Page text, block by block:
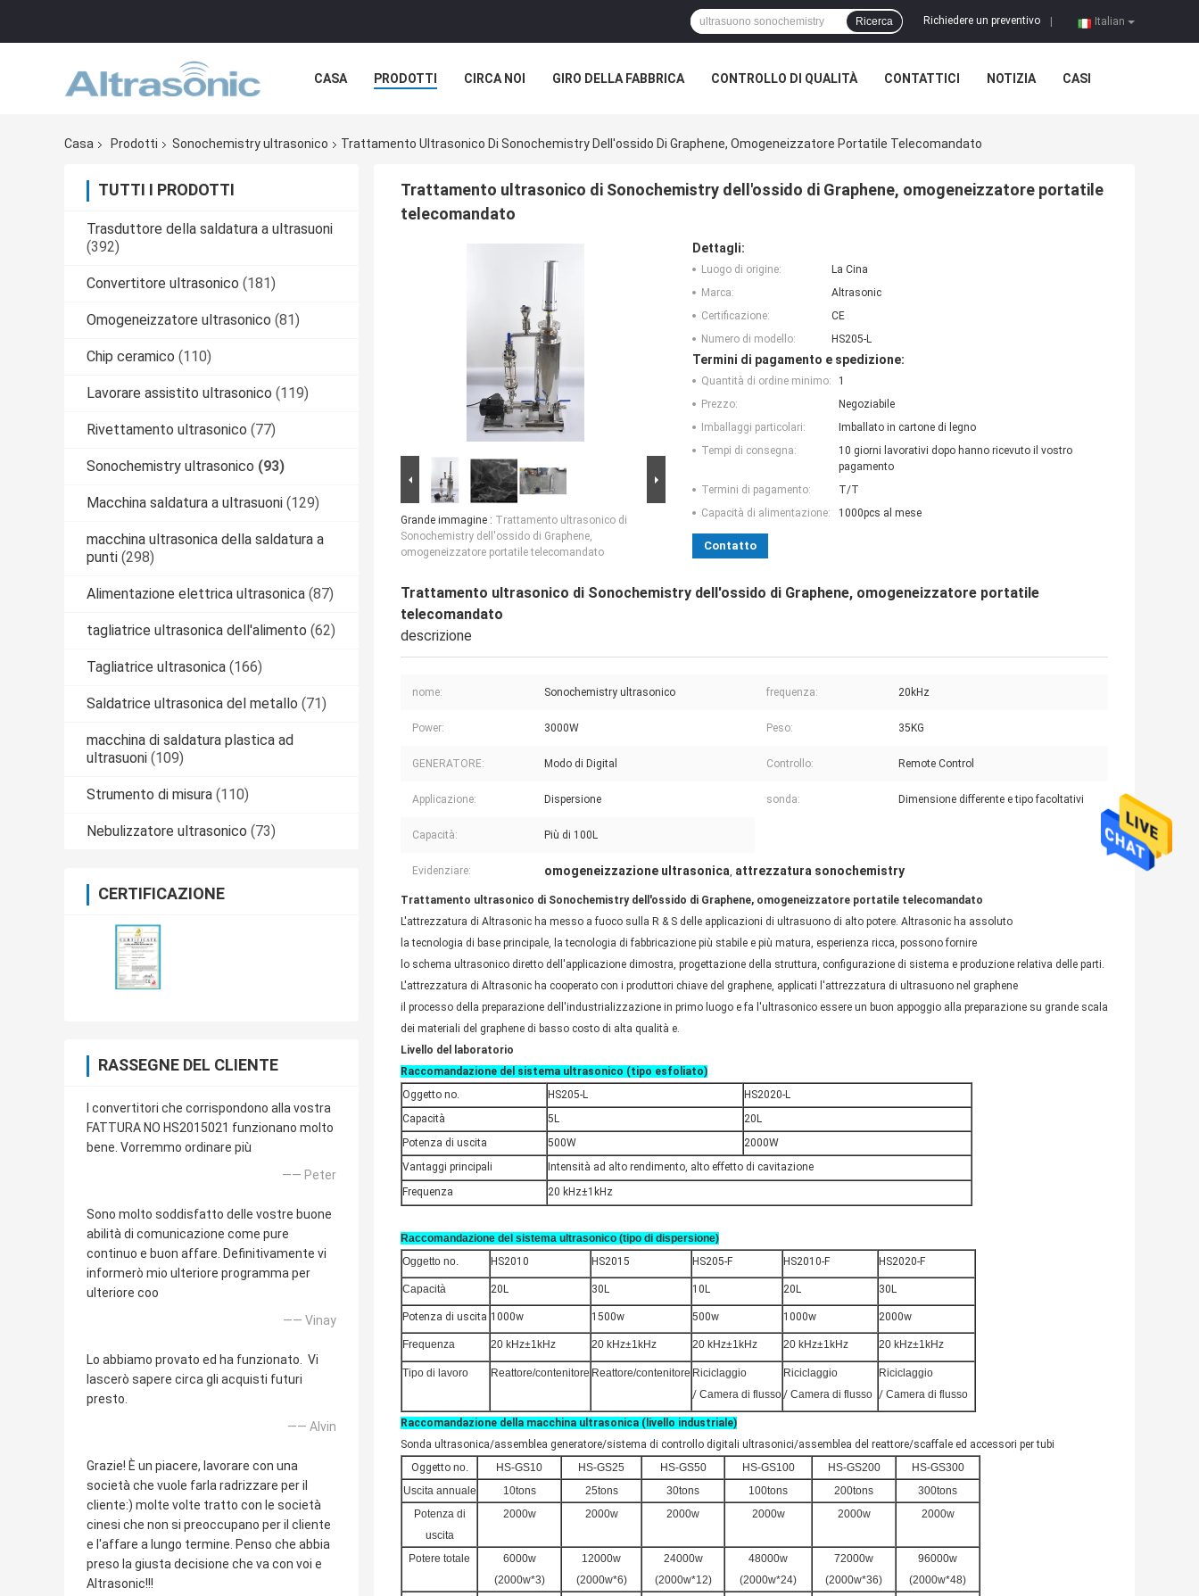
Italian
Richiedere un preventivo
Ricerca
CASA PRODOTTI CIRCA NOI GIRO DELLA FABBRICA CONTROLLO DI QUALITÀ CONTATTICI NOTIZIA CASI
Casa Prodotti Sonochemistry ultrasonico Trattamento Ultrasonico Di Sonochemistry Dell'ossido Di Graphene, Omogeneizzatore Portatile Telecomandato
TUTTI I PRODOTTI
Trasduttore della saldatura a ultrasuoni
(392)
Convertitore ultrasonico (181)
Omogeneizzatore ultrasonico (81)
Chip ceramico (110)
Lavorare assistito ultrasonico (119)
Rivettamento ultrasonico (77)
Sonochemistry ultrasonico (93)
Macchina saldatura a ultrasuoni (129)
macchina ultrasonica della saldatura a
punti (298)
Alimentazione elettrica ultrasonica (87)
tagliatrice ultrasonica dell'alimento (62)
Tagliatrice ultrasonica (166)
Saldatrice ultrasonica del metallo (71)
macchina di saldatura plastica ad
ultrasuoni (109)
Strumento di misura (110)
Nebulizzatore ultrasonico (73)
CERTIFICAZIONE
RASSEGNE DEL CLIENTE
I convertitori che corrispondono alla vostra
FATTURA NO HS2015021 funzionano molto
bene. Vorremmo ordinare più
—— Peter
Sono molto soddisfatto delle vostre buone
abilità di comunicazione come pure
continuo e buon affare. Definitivamente vi
informerò mio ulteriore programma per
ulteriore coo
—— Vinay
Lo abbiamo provato ed ha funzionato. Vi
lascerò sapere circa gli acquisti futuri
presto.
—— Alvin
Grazie! È un piacere, lavorare con una
società che vuole farla radrizzare per il
cliente:) molte volte tratto con le società
cinesi che non si preoccupano per il cliente
e l'affare a lungo termine. Penso che abbia
preso la giusta decisione che va con voi e
Altrasonic!!!
Trattamento ultrasonico di Sonochemistry dell'ossido di Graphene, omogeneizzatore portatile
telecomandato
Grande immagine : Trattamento ultrasonico di
Sonochemistry dell'ossido di Graphene,
omogeneizzatore portatile telecomandato
Dettagli:
Luogo di origine:
La Cina
Marca:
Altrasonic
Certificazione:
CE
Numero di modello:
HS205-L
Termini di pagamento e spedizione:
Quantità di ordine minimo:
1
Prezzo:
Negoziabile
Imballaggi particolari:
Imballato in cartone di legno
Tempi di consegna:
10 giorni lavorativi dopo hanno ricevuto il vostro
pagamento
Termini di pagamento:
T/T
Capacità di alimentazione:
1000pcs al mese
Contatto
Trattamento ultrasonico di Sonochemistry dell'ossido di Graphene, omogeneizzatore portatile
telecomandato
descrizione
nome: Sonochemistry ultrasonico frequenza: 20kHz
Power: 3000W Peso: 35KG
GENERATORE: Modo di Digital Controllo: Remote Control
Applicazione: Dispersione sonda: Dimensione differente e tipo facoltativi
Capacità: Più di 100L
Evidenziare: omogeneizzazione ultrasonica, attrezzatura sonochemistry
Trattamento ultrasonico di Sonochemistry dell'ossido di Graphene, omogeneizzatore portatile telecomandato
L'attrezzatura di Altrasonic ha messo a fuoco sulla R & S delle applicazioni di ultrasuono di alto potere. Altrasonic ha assoluto
la tecnologia di base principale, la tecnologia di fabbricazione più stabile e più matura, esperienza ricca, possono fornire
lo schema ultrasonico diretto dell'applicazione dimostra, progettazione della struttura, configurazione di sistema e produzione relativa delle parti.
L'attrezzatura di Altrasonic ha cooperato con i produttori chiave del graphene, applicati l'attrezzatura di ultrasuono nel graphene
il processo della preparazione dell'industrializzazione in primo luogo e fa l'ultrasonico essere un buon appoggio alla preparazione su grande scala
dei materiali del graphene di basso costo di alta qualità e.
Livello del laboratorio
Raccomandazione del sistema ultrasonico (tipo esfoliato)
Oggetto no.
HS205-L
HS2020-L
Capacità
5L
20L
Potenza di uscita
500W
2000W
Vantaggi principali
Intensità ad alto rendimento, alto effetto di cavitazione
Frequenza
20 kHz±1kHz
Raccomandazione del sistema ultrasonico (tipo di dispersione)
Oggetto no.
HS2010 HS2015 HS205-F HS2010-F HS2020-F
Capacità 20L 30L 10L 20L 30L
Potenza di uscita 1000w 1500w 500w 1000w 2000w
Frequenza 20 kHz±1kHz 20 kHz±1kHz 20 kHz±1kHz 20 kHz±1kHz 20 kHz±1kHz
Tipo di lavoro Reattore/contenitore Reattore/contenitore Riciclaggio
/ Camera di flusso
Riciclaggio
/ Camera di flusso
Riciclaggio
/ Camera di flusso
Raccomandazione della macchina ultrasonica (livello industriale)
Sonda ultrasonica/assemblea generatore/sistema di controllo digitali ultrasonici/assemblea del reattore/scaffale ed accessori per tubi
Oggetto no. HS-GS10 HS-GS25 HS-GS50 HS-GS100 HS-GS200
HS-GS300
Uscita annuale
10tons 25tons 30tons 100tons 200tons
300tons
Potenza di
uscita
2000w 2000w 2000w 2000w 2000w 2000w
Potere totale
6000w
(2000w*3)
12000w
(2000w*6)
24000w
(2000w*12)
48000w
(2000w*24)
72000w
(2000w*36)
96000w
(2000w*48)